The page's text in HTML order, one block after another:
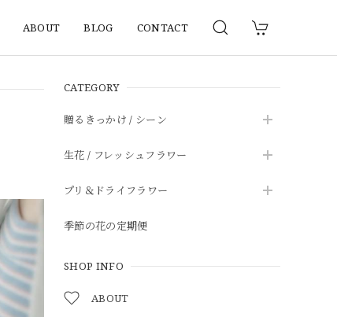
ABOUT BLOG CONTACT
CATEGORY
贈るきっかけ / シーン
生花 / フレッシュフラワー
プリ＆ドライフラワー
季節の花の定期便
SHOP INFO
ABOUT